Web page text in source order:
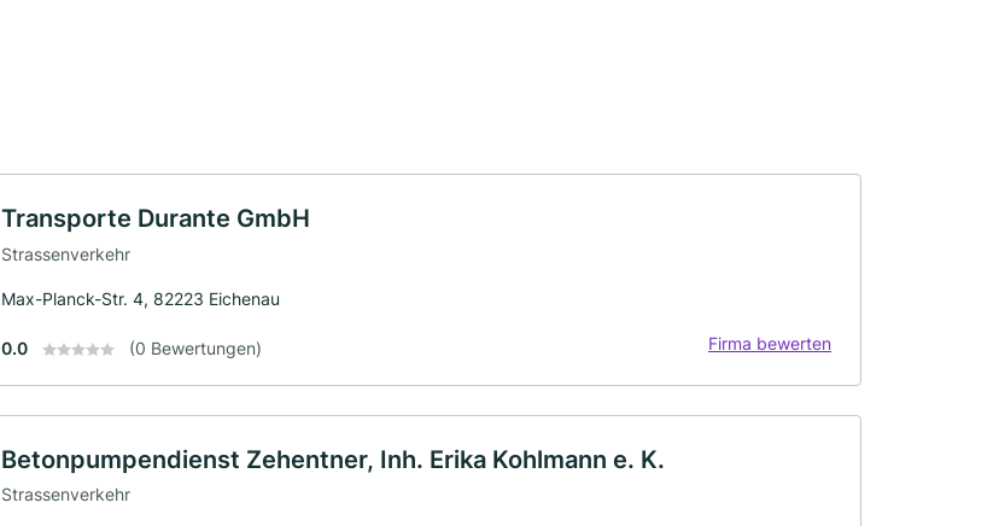
Transporte Durante GmbH
Strassenverkehr
Max-Planck-Str. 4, 82223 Eichenau
0.0 (0 Bewertungen) Firma bewerten
Betonpumpendienst Zehentner, Inh. Erika Kohlmann e. K.
Strassenverkehr